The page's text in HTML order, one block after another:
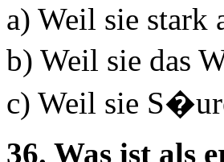
a) Weil sie stark
b) Weil sie das
c) Weil sie
36. Was ist als